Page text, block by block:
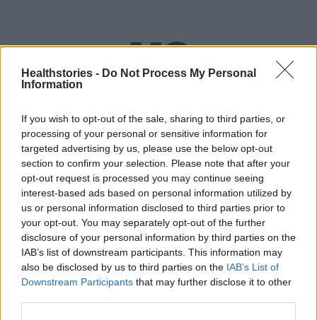
Healthstories - Do Not Process My Personal
Information
If you wish to opt-out of the sale, sharing to third parties, or
processing of your personal or sensitive information for
targeted advertising by us, please use the below opt-out
section to confirm your selection. Please note that after your
opt-out request is processed you may continue seeing
interest-based ads based on personal information utilized by
us or personal information disclosed to third parties prior to
your opt-out. You may separately opt-out of the further
disclosure of your personal information by third parties on the
IAB’s list of downstream participants. This information may
also be disclosed by us to third parties on the IAB’s List of
Downstream Participants that may further disclose it to other
healthstories
Δείτε Ακόμη